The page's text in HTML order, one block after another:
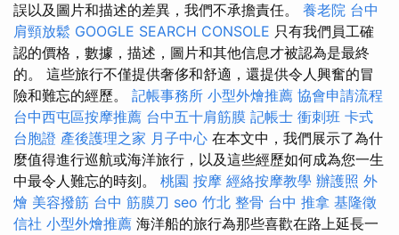
誤以及圖片和描述的差異，我們不承擔責任。 養老院 台中
肩頸放鬆 GOOGLE SEARCH CONSOLE 只有我們員工確
認的價格，數據，描述，圖片和其他信息才被認為是最終
的。 這些旅行不僅提供奢侈和舒適，還提供令人興奮的冒
險和難忘的經歷。 記帳事務所 小型外燴推薦 協會申請流程
台中西屯區按摩推薦 台中五十肩筋膜 記帳士 衝刺班 卡式
台胞證 產後護理之家 月子中心 在本文中，我們展示了為什
麼值得進行巡航或海洋旅行，以及這些經歷如何成為您一生
中最令人難忘的時刻。 桃園 按摩 經絡按摩教學 辦護照 外
燴 美容撥筋 台中 筋膜刀 seo 竹北 整骨 台中 推拿 基隆徵
信社 小型外燴推薦 海洋船的旅行為那些喜歡在路上延長一